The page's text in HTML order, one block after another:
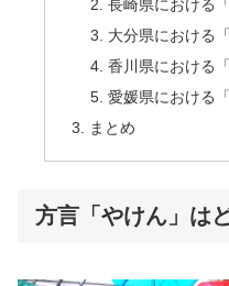
長崎県における
大分県における
香川県における
愛媛県における
まとめ
方言「やけん」は